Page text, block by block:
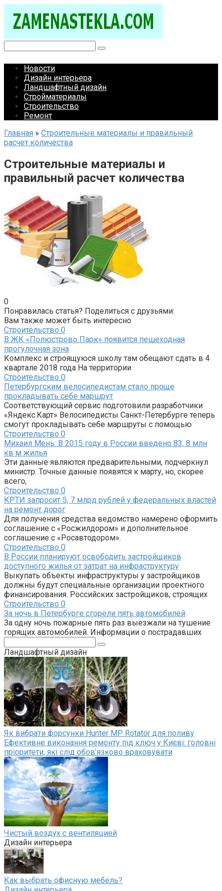
контенту
Новости
Дизайн интерьера
Ландшафтный дизайн
Стройматериалы
Строительство
Ремонт
Главная » Строительные материалы и правильный
расчет количества
Строительные материалы и
правильный расчет количества
0
Понравилась статья? Поделиться с друзьями:
Вам также может быть интересно
Строительство 0
В ЖК «Полюстрово Парк» появится пешеходная
прогулочная зона
Комплекс и строящуюся школу там обещают сдать в 4
квартале 2018 года На территории
Строительство 0
Петербургским велосипедистам стало проще
прокладывать себе маршрут
Соответствующий сервис подготовили разработчики
«Яндекс.Карт» Велосипедисты Санкт-Петербурге теперь
смогут прокладывать себе маршруты с помощью
Строительство 0
Михаил Мень: В 2015 году в России введено 83, 8 млн
кв м жилья
Эти данные являются предварительными, подчеркнул
министр. Точные данные появятся к марту, но, скорее
всего,
Строительство 0
КРТИ запросит 5, 7 млрд рублей у федеральных властей
на ремонт дорог
Для получения средства ведомство намерено оформить
соглашение с «Росжилдором» и дополнительное
соглашение с «Росавтодором».
Строительство 0
В России планируют освободить застройщиков
доступного жилья от затрат на инфраструктуру
Выкупать объекты инфраструктуры у застройщиков
должны будут специальные организации проектного
финансирования. Российских застройщиков, строящих
Строительство 0
За ночь в Петербурге сгорели пять автомобилей
За одну ночь пожарные пять раз выезжали на тушение
горящих автомобилей. Информации о пострадавших
Ландшафтный дизайн
Як вибрати форсунки Hunter MP Rotator для поливу
Ефективне виконання ремонту під ключ у Києві: головні
пріоритети, які слід обов’язково враховувати
Чистый воздух с вентиляцией
Дизайн интерьера
Как выбрать офисную мебель?